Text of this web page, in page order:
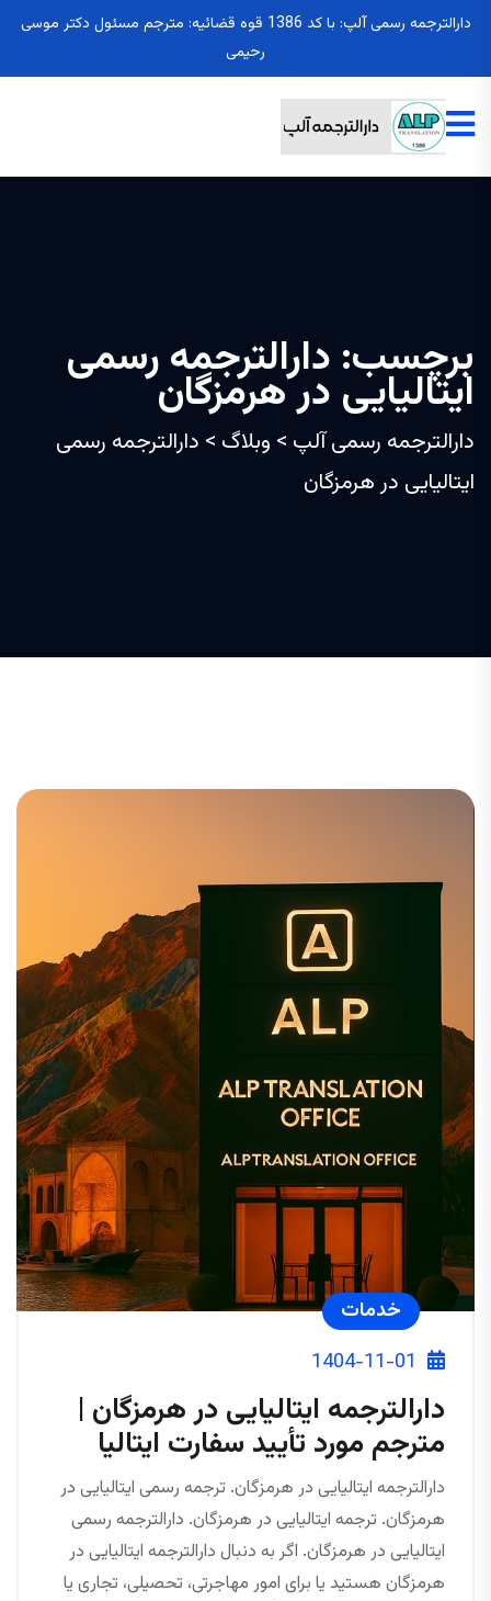
دارالترجمه رسمی آلپ: با کد 1386 قوه قضائیه: مترجم مسئول دکتر موسی
رحیمی
برچسب: دارالترجمه رسمی
ایتالیایی در هرمزگان
دارالترجمه رسمی آلپ > وبلاگ > دارالترجمه رسمی
ایتالیایی در هرمزگان
خدمات
1404-11-01
دارالترجمه ایتالیایی در هرمزگان |
مترجم مورد تأیید سفارت ایتالیا
دارالترجمه ایتالیایی در هرمزگان. ترجمه رسمی ایتالیایی در
هرمزگان. ترجمه ایتالیایی در هرمزگان. دارالترجمه رسمی
ایتالیایی در هرمزگان. اگر به دنبال دارالترجمه ایتالیایی در
هرمزگان هستید یا برای امور مهاجرتی، تحصیلی، تجاری یا